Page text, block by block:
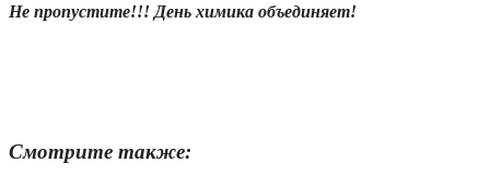
Не пропустите!!! День химика объединяет!
Смотрите также: